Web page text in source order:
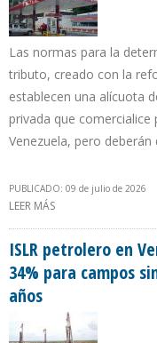
Las normas para la
tributo, creado con la
establecen una alícuota
privada que
Venezuela, pero
PUBLICADO: 09 de julio de 2026
LEER MÁS
ISLR petrolero en
34% para campos
años